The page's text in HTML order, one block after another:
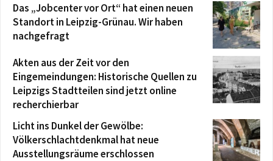
Das „Jobcenter vor Ort“ hat einen neuen
Standort in Leipzig-Grünau. Wir haben
nachgefragt
Akten aus der Zeit vor den
Eingemeindungen: Historische Quellen zu
Leipzigs Stadtteilen sind jetzt online
recherchierbar
Licht ins Dunkel der Gewölbe:
Völkerschlachtdenkmal hat neue
Ausstellungsräume erschlossen